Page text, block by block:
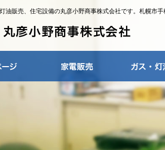
油販売、住宅設備の丸彦小野商事株式会社です。札幌市手